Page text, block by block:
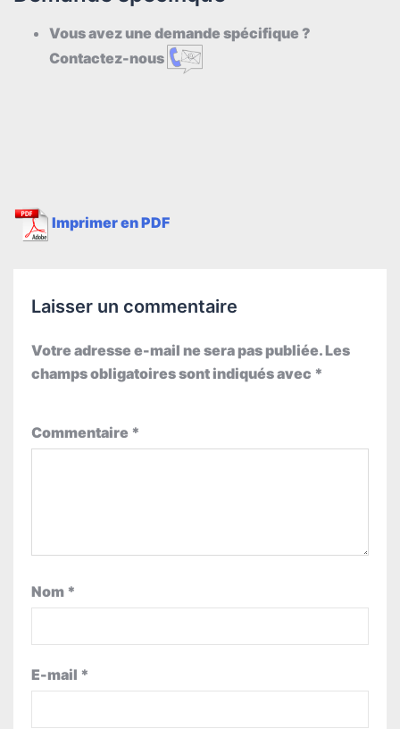
Vous avez une demande spécifique ?
Contactez-nous
Imprimer en PDF
Laisser un commentaire
Votre adresse e-mail ne sera pas publiée.Les
champs obligatoires sont indiqués avec *
Commentaire *
Nom *
E-mail *